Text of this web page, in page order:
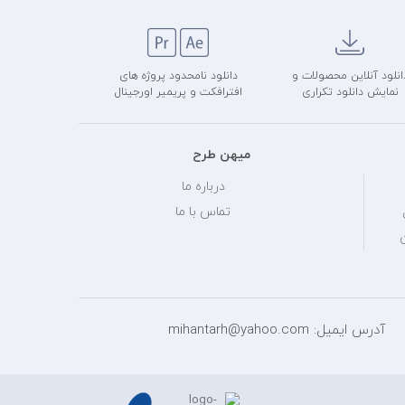
آنلاین محصولات و
نمایش دانلود تکراری
دانلود نامحدود پروژه های
افترافکت و پریمیر اورجینال
میهن طرح
درباره ما
تماس با ما
آدرس ایمیل: mihantarh@yahoo.com